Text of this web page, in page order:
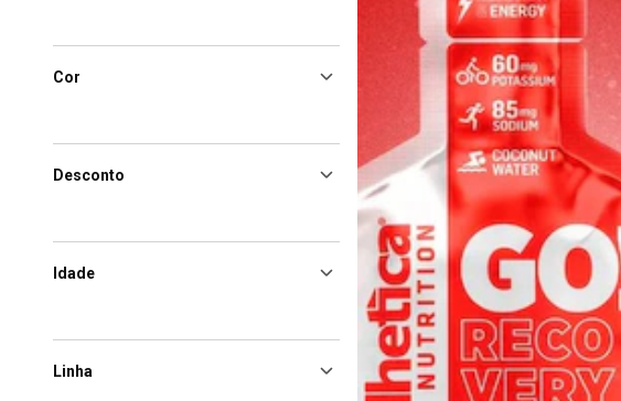
Cor
Desconto
Idade
Linha